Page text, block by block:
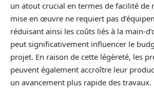
un atout crucial en termes de facilité de
mise en œuvre ne requiert pas
réduisant ainsi les coûts liés à la main-
peut significativement influencer le
projet. En raison de cette légèreté, les
peuvent également accroître leur
un avancement plus rapide des travaux.